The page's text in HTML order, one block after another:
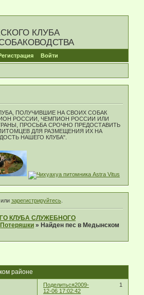
КЛУБА
Войти
ПОЛУЧИВШИЕ НА СВОИХ СОБАК
РОССИИ, ЧЕМПИОН РОССИИ ИЛИ
ПРОСЬБА СРОЧНО ПРЕДОСТАВИТЬ
ДЛЯ РАЗМЕЩЕНИЯ ИХ НА
НАШЕГО КЛУБА".
зарегистрируйтесь.
КЛУБА СЛУЖЕБНОГО
Потеряшки » Найден пес в Медынском
районе
Поделиться 1
2009-
12-06 17:02:42